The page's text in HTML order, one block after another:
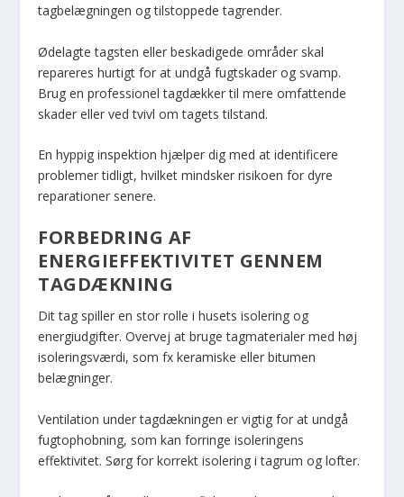
tagbelægningen og tilstoppede tagrender.
Ødelagte tagsten eller beskadigede områder skal
repareres hurtigt for at undgå fugtskader og svamp.
Brug en professionel tagdækker til mere omfattende
skader eller ved tvivl om tagets tilstand.
En hyppig inspektion hjælper dig med at identificere
problemer tidligt, hvilket mindsker risikoen for dyre
reparationer senere.
FORBEDRING AF
ENERGIEFFEKTIVITET GENNEM
TAGDÆKNING
Dit tag spiller en stor rolle i husets isolering og
energiudgifter. Overvej at bruge tagmaterialer med høj
isoleringsværdi, som fx keramiske eller bitumen
belægninger.
Ventilation under tagdækningen er vigtig for at undgå
fugtophobning, som kan forringe isoleringens
effektivitet. Sørg for korrekt isolering i tagrum og lofter.